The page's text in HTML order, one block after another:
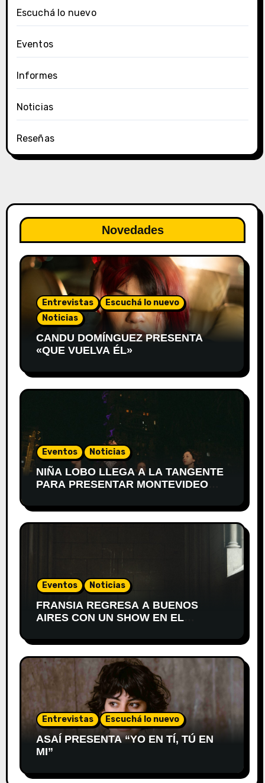
Escuchá lo nuevo
Eventos
Informes
Noticias
Reseñas
Novedades
Entrevistas
Escuchá lo nuevo
Noticias
CANDU DOMÍNGUEZ PRESENTA
«QUE VUELVA ÉL»
Eventos Noticias
NIÑA LOBO LLEGA A LA TANGENTE
PARA PRESENTAR MONTEVIDEO
Eventos Noticias
FRANSIA REGRESA A BUENOS
AIRES CON UN SHOW EN EL
Entrevistas Escuchá lo nuevo
ASAÍ PRESENTA “YO EN TÍ, TÚ EN
MI”